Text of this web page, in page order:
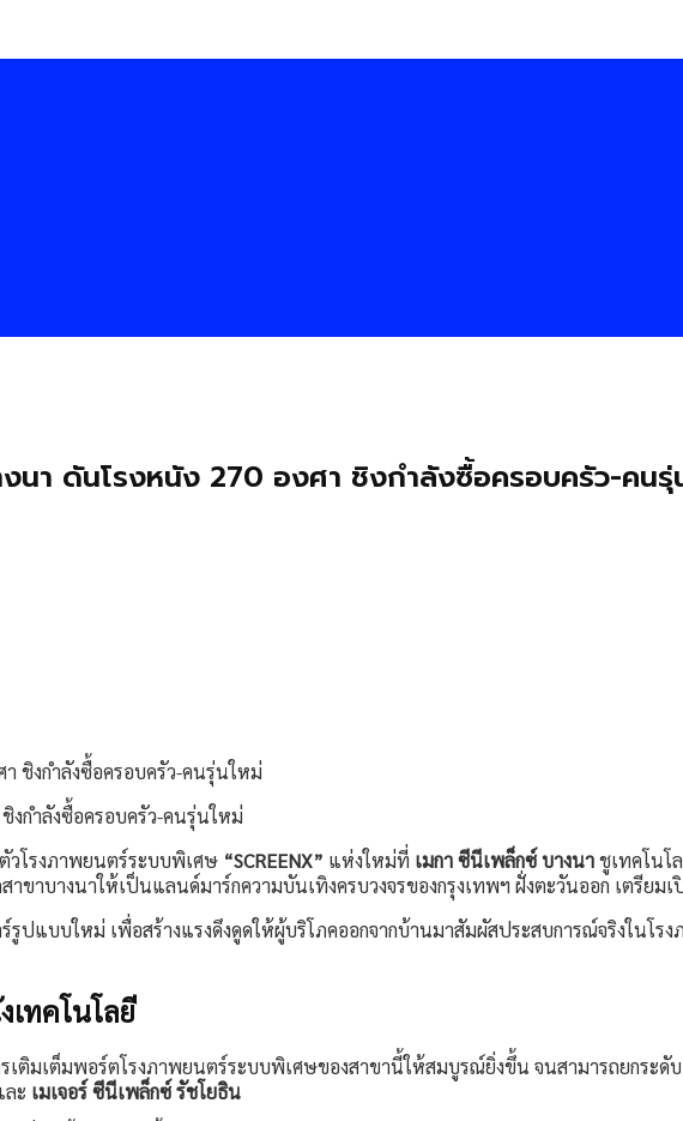
งนา ดันโรงหนัง 270 องศา ชิงกำลังซื้อครอบครัว-คนรุ่
ชิงกำลังซื้อครอบครัว-คนรุ่นใหม่
วโรงภาพยนตร์ระบบพิเศษ “SCREENX” แห่งใหม่ที่ เมกา ซีนีเพล็กซ์ บางนาชูเทคโนโ
าบางนาให้เป็นแลนด์มาร์กความบันเทิงครบวงจรของกรุงเทพฯ ฝั่งตะวันออก เตรียมเ
รูปแบบใหม่ เพื่อสร้างแรงดึงดูดให้ผู้บริโภคออกจากบ้านมาสัมผัสประสบการณ์จริงในโร
ทคโนโลยี
รเติมเต็มพอร์ตโรงภาพยนตร์ระบบพิเศษของสาขานี้ให้สมบูรณ์ยิ่งขึ้น จนสามารถยกระดั
ละ เมเจอร์ ซีนีเพล็กซ์ รัชโยธิน